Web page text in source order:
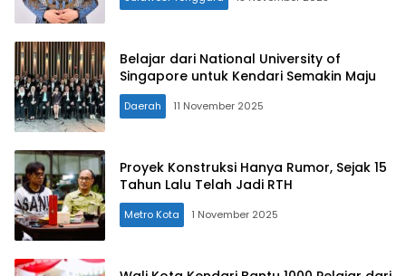
Belajar dari National University of
Singapore untuk Kendari Semakin Maju
Daerah 11 November 2025
Proyek Konstruksi Hanya Rumor, Sejak 15
Tahun Lalu Telah Jadi RTH
Metro Kota 1 November 2025